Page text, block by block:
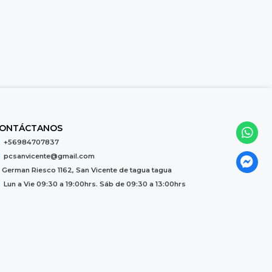
+56984707837
pcsanvicente@gmail.com
German Riesco 1162, San Vicente de tagua tagua
Lun a Vie 09:30 a 19:00hrs. Sáb de 09:30 a 13:00hrs